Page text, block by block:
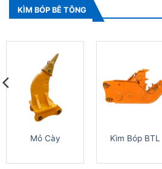
KÌM BÓP BÊ TÔNG
Mỏ Cày Kìm Bóp BTL